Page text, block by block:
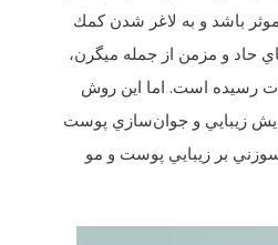
باشد و به لاغر شدن كمك
حاد و مزمن از جمله ميگرن،
رسيده است. اما اين روش
زيبايي و جوان‌سازي پوست
بر زيبايي پوست و مو